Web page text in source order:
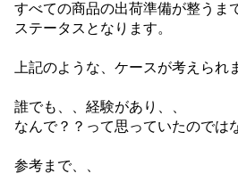
すべての商品の出荷準備が整うま
ステータスとなります。
上記のような、ケースが考えられ
誰でも、、経験があり、、
なんで？？って思っていたのでは
参考まで、、